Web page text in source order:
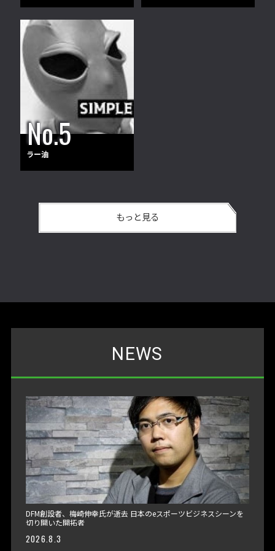
ラー油
もっと見る
NEWS
DFM創設者、梅崎伸幸氏が逝去 日本のeスポーツビジネスシーンを
切り開いた開拓者
2026.8.3